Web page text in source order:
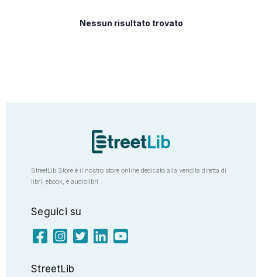
Nessun risultato trovato
StreetLib Store è il nostro store online dedicato alla vendita diretta di
libri, ebook, e audiolibri
Seguici su
StreetLib